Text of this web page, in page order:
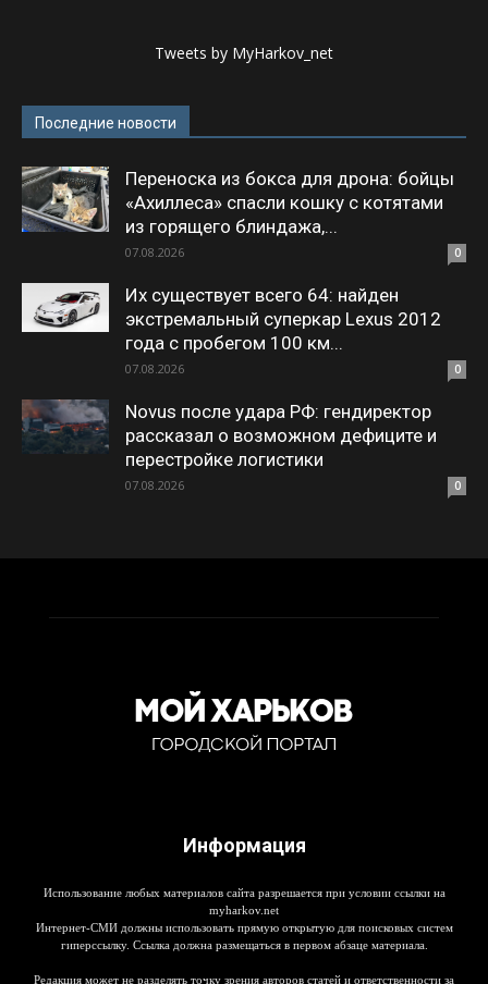
Tweets by MyHarkov_net
Последние новости
Переноска из бокса для дрона: бойцы
«Ахиллеса» спасли кошку с котятами
из горящего блиндажа,...
07.08.2026 0
Их существует всего 64: найден
экстремальный суперкар Lexus 2012
года с пробегом 100 км...
07.08.2026 0
Novus после удара РФ: гендиректор
рассказал о возможном дефиците и
перестройке логистики
07.08.2026 0
Информация
Использование любых материалов сайта разрешается при условии ссылки на
myharkov.net
Интернет-СМИ должны использовать прямую открытую для поисковых систем
гиперссылку. Ссылка должна размещаться в первом абзаце материала.
Редакция может не разделять точку зрения авторов статей и ответственности за